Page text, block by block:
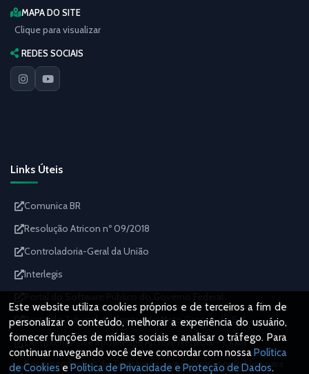
MAPA DO SITE
Clique para visualizar
REDES SOCIAIS
Links Úteis
Comunica BR
Resolução Atricon nº 09/2018
Controladoria-Geral da União
Interlegis
Portal do Tribunal de Contas do Mato Grosso do Sul
Comprehensive Knowledge Archive Network – CKAN
Recomendações de Transparência e Governança Pública para
Este website utiliza cookies próprios e de terceiros a fim de
personalizar o conteúdo, melhorar a experiência do usuário,
fornecer funções de mídias sociais e analisar o tráfego. Para
continuar navegando você deve concordar com nossaPolítica
de Cookies e Política de Privacidade e Proteção de Dados.